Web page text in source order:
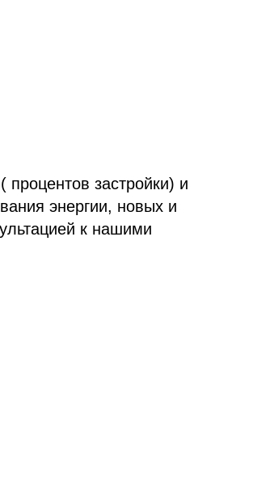
процентов застройки) и
энергии, новых и
к нашими